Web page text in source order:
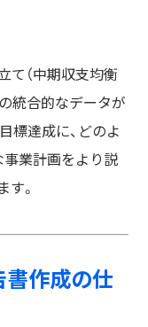
て（中期収支均衡
統合的なデータが
標達成に、どのよ
事業計画をより説
。
作成の仕